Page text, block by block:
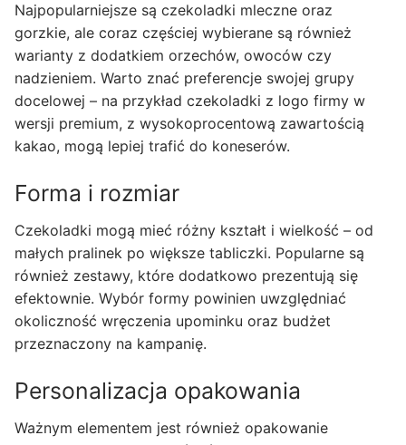
Najpopularniejsze są czekoladki mleczne oraz
gorzkie, ale coraz częściej wybierane są również
warianty z dodatkiem orzechów, owoców czy
nadzieniem. Warto znać preferencje swojej grupy
docelowej – na przykład czekoladki z logo firmy w
wersji premium, z wysokoprocentową zawartością
kakao, mogą lepiej trafić do koneserów.
Forma i rozmiar
Czekoladki mogą mieć różny kształt i wielkość – od
małych pralinek po większe tabliczki. Popularne są
również zestawy, które dodatkowo prezentują się
efektownie. Wybór formy powinien uwzględniać
okoliczność wręczenia upominku oraz budżet
przeznaczony na kampanię.
Personalizacja opakowania
Ważnym elementem jest również opakowanie